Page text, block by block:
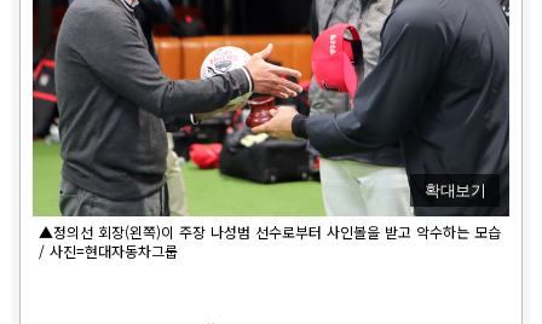
확대보기
▲정의선 회장(왼쪽)이 주장 나성범 선수로부터 사인볼을 받고 악수하는 모습
/ 사진=현대자동차그룹